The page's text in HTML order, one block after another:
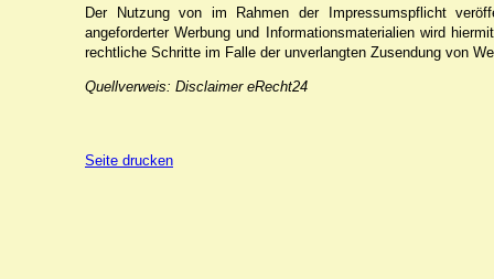
Der Nutzung von im Rahmen der Impressumspflicht
angeforderter Werbung und Informationsmaterialien wird
rechtliche Schritte im Falle der unverlangten Zusendung von
Quellverweis: Disclaimer eRecht24
Seite drucken